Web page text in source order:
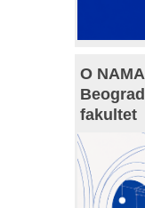
O
fakultet